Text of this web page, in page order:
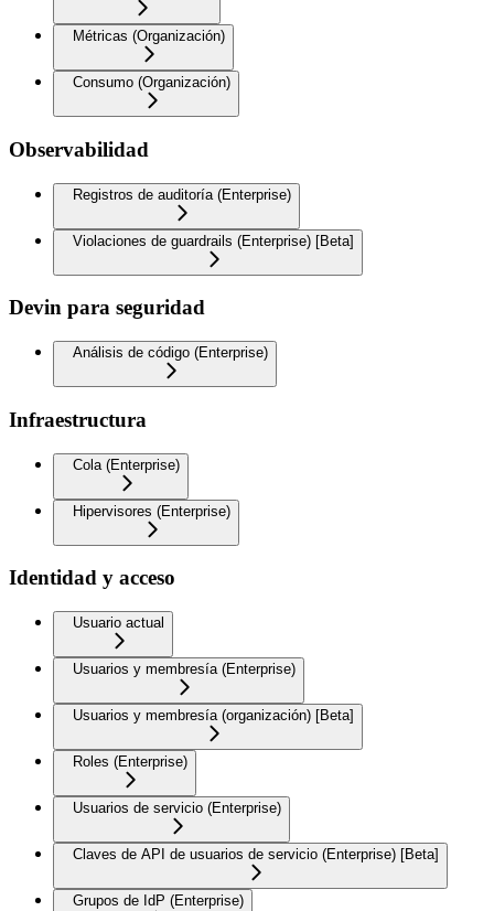
Métricas (Organización)
Consumo (Organización)
Observabilidad
Registros de auditoría (Enterprise)
Violaciones de guardrails (Enterprise) [Beta]
Devin para seguridad
Análisis de código (Enterprise)
Infraestructura
Cola (Enterprise)
Hipervisores (Enterprise)
Identidad y acceso
Usuario actual
Usuarios y membresía (Enterprise)
Usuarios y membresía (organización) [Beta]
Roles (Enterprise)
Usuarios de servicio (Enterprise)
Claves de API de usuarios de servicio (Enterprise) [Beta]
Grupos de IdP (Enterprise)